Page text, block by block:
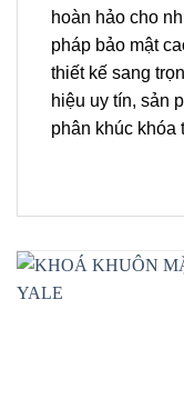
hoàn hảo cho
pháp bảo mật
thiết kế sang
hiệu uy tín, sản
phân khúc khóa